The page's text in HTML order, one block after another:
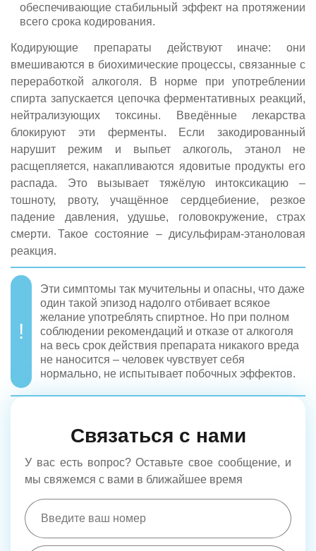
обеспечивающие стабильный эффект на протяжении
всего срока кодирования.
Кодирующие препараты действуют иначе: они
вмешиваются в биохимические процессы, связанные с
переработкой алкоголя. В норме при употреблении
спирта запускается цепочка ферментативных реакций,
нейтрализующих токсины. Введённые лекарства
блокируют эти ферменты. Если закодированный
нарушит режим и выпьет алкоголь, этанол не
расщепляется, накапливаются ядовитые продукты его
распада. Это вызывает тяжёлую интоксикацию –
тошноту, рвоту, учащённое сердцебиение, резкое
падение давления, удушье, головокружение, страх
смерти. Такое состояние – дисульфирам-этаноловая
реакция.
Эти симптомы так мучительны и опасны, что даже
один такой эпизод надолго отбивает всякое
желание употреблять спиртное. Но при полном
соблюдении рекомендаций и отказе от алкоголя
на весь срок действия препарата никакого вреда
не наносится – человек чувствует себя
нормально, не испытывает побочных эффектов.
Связаться с нами
У вас есть вопрос? Оставьте свое сообщение, и
мы свяжемся с вами в ближайшее время